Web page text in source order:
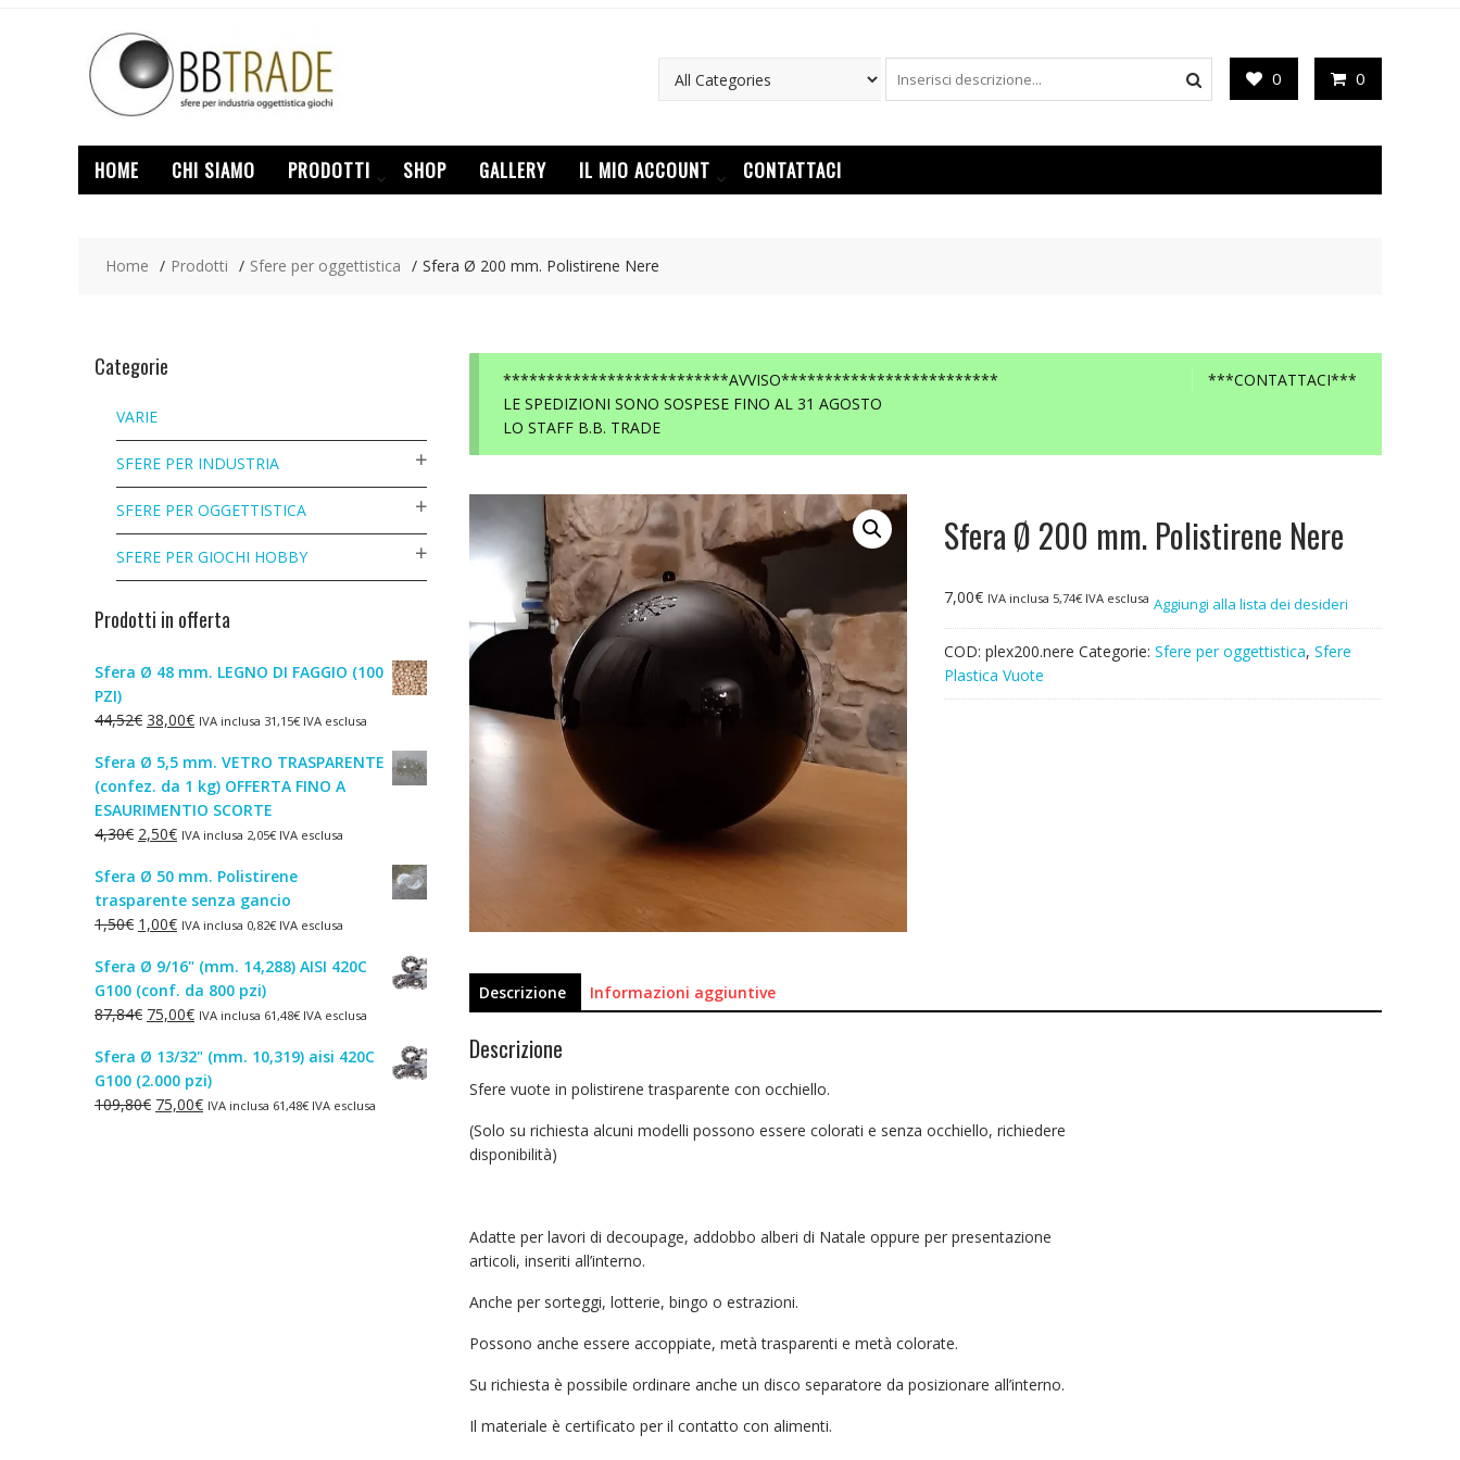
0 0
HOME CHI SIAMO PRODOTTI SHOP GALLERY IL MIO ACCOUNT CONTATTACI
Home Prodotti Sfere per oggettistica Sfera Ø 200 mm. Polistirene Nere
***CONTATTACI***
**************************AVVISO*************************
LE SPEDIZIONI SONO SOSPESE FINO AL 31 AGOSTO
LO STAFF B.B. TRADE
Sfera Ø 200 mm. Polistirene Nere
7,00€ IVA inclusa 5,74€IVA esclusa Aggiungi alla lista dei desideri
COD: plex200.nere Categorie: Sfere per oggettistica, Sfere
Plastica Vuote
Descrizione Informazioni aggiuntive
Descrizione
Sfere vuote in polistirene trasparente con occhiello.
(Solo su richiesta alcuni modelli possono essere colorati e senza occhiello, richiedere
disponibilità)
Adatte per lavori di decoupage, addobbo alberi di Natale oppure per presentazione
articoli, inseriti all’interno.
Anche per sorteggi, lotterie, bingo o estrazioni.
Possono anche essere accoppiate, metà trasparenti e metà colorate.
Su richiesta è possibile ordinare anche un disco separatore da posizionare all’interno.
Il materiale è certificato per il contatto con alimenti.
Categorie
VARIE
SFERE PER INDUSTRIA
SFERE PER OGGETTISTICA
SFERE PER GIOCHI HOBBY
Prodotti in offerta
Sfera Ø 48 mm. LEGNO DI FAGGIO (100
PZI)
44,52€ Il
originale
era:
44,52€.
38,00€Il
attuale
è:
38,00€.
IVA inclusa 31,15€ IVA esclusa
Sfera Ø 5,5 mm. VETRO TRASPARENTE
(confez. da 1 kg) OFFERTA FINO A
ESAURIMENTIO SCORTE
4,30€ Il
originale
era:
4,30€.
2,50€Il
attuale
è:
2,50€.
IVA inclusa 2,05€ IVA esclusa
Sfera Ø 50 mm. Polistirene
trasparente senza gancio
1,50€ Il
originale
era:
1,50€.
1,00€Il
attuale
è:
1,00€.
IVA inclusa 0,82€ IVA esclusa
Sfera Ø 9/16" (mm. 14,288) AISI 420C
G100 (conf. da 800 pzi)
87,84€ Il
originale
era:
87,84€.
75,00€Il
attuale
è:
75,00€.
IVA inclusa 61,48€ IVA esclusa
Sfera Ø 13/32" (mm. 10,319) aisi 420C
G100 (2.000 pzi)
109,80€ Il
75,00€IlIVA inclusa 61,48€ IVA esclusa